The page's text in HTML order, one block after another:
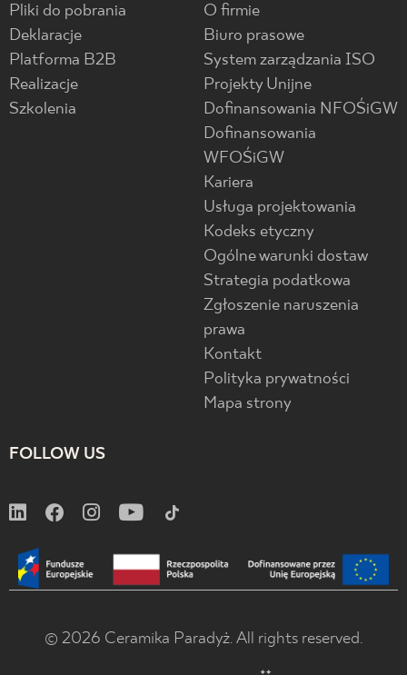
Pliki do pobrania
Deklaracje
Platforma B2B
Realizacje
Szkolenia
O firmie
Biuro prasowe
System zarządzania ISO
Projekty Unijne
Dofinansowania NFOŚiGW
Dofinansowania
WFOŚiGW
Kariera
Usługa projektowania
Kodeks etyczny
Ogólne warunki dostaw
Strategia podatkowa
Zgłoszenie naruszenia
prawa
Kontakt
Polityka prywatności
Mapa strony
FOLLOW US
© 2026 Ceramika Paradyż. All rights reserved.